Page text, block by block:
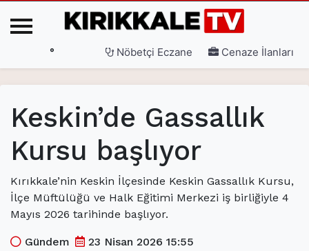
3. Sayfa(current)
Gündem(current)
Siyaset(current)
Eğitim (current)
(current)
° Nöbetçi Eczane Cenaze İlanları
Keskin’de Gassallık
Kursu başlıyor
Kırıkkale’nin Keskin İlçesinde Keskin Gassallık Kursu,
İlçe Müftülüğü ve Halk Eğitimi Merkezi iş birliğiyle 4
Mayıs 2026 tarihinde başlıyor.
Gündem
23 Nisan 2026 15:55